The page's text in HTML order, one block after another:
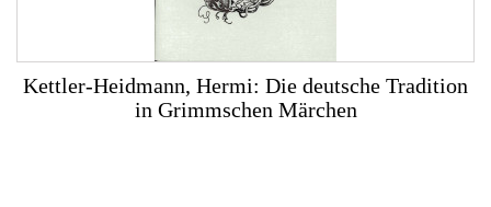
Kettler-Heidmann, Hermi: Die deutsche Tradition
in Grimmschen Märchen